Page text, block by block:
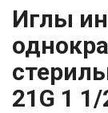
Иглы
21G 1